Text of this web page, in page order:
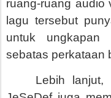
ruang-ruang audio
lagu tersebut
untuk
sebatas perkataan
Lebih lanjut,